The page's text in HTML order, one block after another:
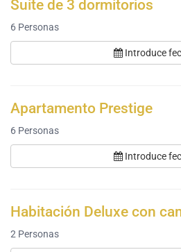
Suite de 3 dormitorios
6 Personas
Introduce
Apartamento Prestige
6 Personas
Introduce
Habitación Deluxe con
2 Personas